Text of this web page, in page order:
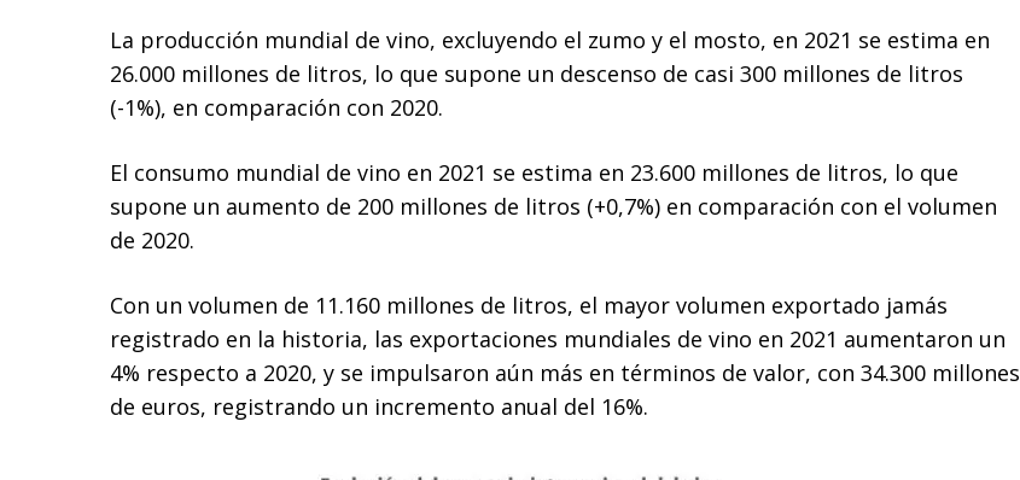
La producción mundial de vino, excluyendo el zumo y el mosto, en 2021 se estima en
26.000 millones de litros, lo que supone un descenso de casi 300 millones de litros
(-1%), en comparación con 2020.
El consumo mundial de vino en 2021 se estima en 23.600 millones de litros, lo que
supone un aumento de 200 millones de litros (+0,7%) en comparación con el volumen
de 2020.
Con un volumen de 11.160 millones de litros, el mayor volumen exportado jamás
registrado en la historia, las exportaciones mundiales de vino en 2021 aumentaron un
4% respecto a 2020, y se impulsaron aún más en términos de valor, con 34.300 millones
de euros, registrando un incremento anual del 16%.